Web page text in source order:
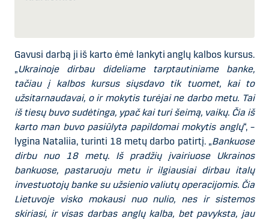
Gavusi darbą ji iš karto ėmė lankyti anglų kalbos kursus.
„Ukrainoje dirbau dideliame tarptautiniame banke,
tačiau į kalbos kursus siųsdavo tik tuomet, kai to
užsitarnaudavai, o ir mokytis turėjai ne darbo metu. Tai
iš tiesų buvo sudėtinga, ypač kai turi šeimą, vaikų. Čia iš
karto man buvo pasiūlyta papildomai mokytis anglų“, –
lygina Nataliia, turinti 18 metų darbo patirtį. „Bankuose
dirbu nuo 18 metų. Iš pradžių įvairiuose Ukrainos
bankuose, pastaruoju metu ir ilgiausiai dirbau italų
investuotojų banke su užsienio valiutų operacijomis. Čia
Lietuvoje visko mokausi nuo nulio, nes ir sistemos
skiriasi, ir visas darbas anglų kalba, bet pavyksta, jau